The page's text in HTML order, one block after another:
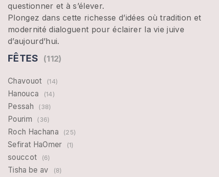
questionner et à s’élever.
Plongez dans cette richesse d’idées où tradition et
modernité dialoguent pour éclairer la vie juive
d’aujourd’hui.
FÊTES (112)
Chavouot (14)
Hanouca (14)
Pessah (38)
Pourim (36)
Roch Hachana (25)
Sefirat HaOmer (1)
souccot (6)
Tisha be av (8)